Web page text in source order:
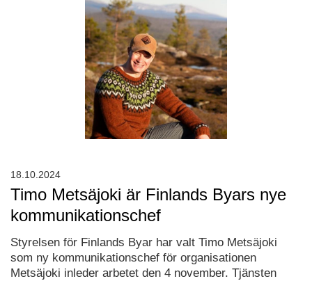
Timo Metsäjoki är Finlands Byars nye
kommunikationschef
Styrelsen för Finlands Byar har valt Timo Metsäjoki
som ny kommunikationschef för organisationen
Metsäjoki inleder arbetet den 4 november. Tjänsten
18.10.2024